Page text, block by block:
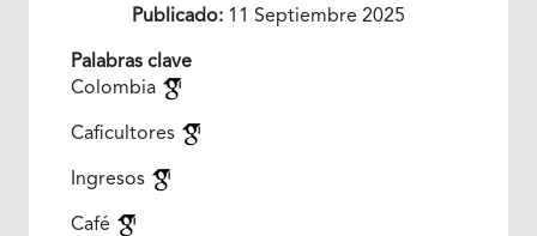
Publicado: 11 Septiembre 2025
Palabras clave
Colombia
Caficultores
Ingresos
Café